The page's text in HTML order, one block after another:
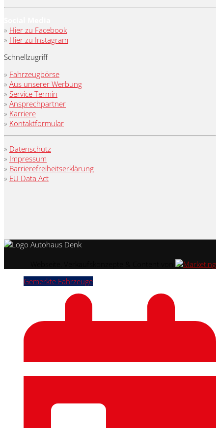
» Hier zu Facebook
» Hier zu Instagram
Schnellzugriff
» Fahrzeugbörse
» Aus unserer Werbung
» Service Termin
» Ansprechpartner
» Karriere
» Kontaktformular
» Datenschutz
» Impressum
» Barrierefreiheitserklärung
» EU Data Act
Gemerkte Fahrzeuge